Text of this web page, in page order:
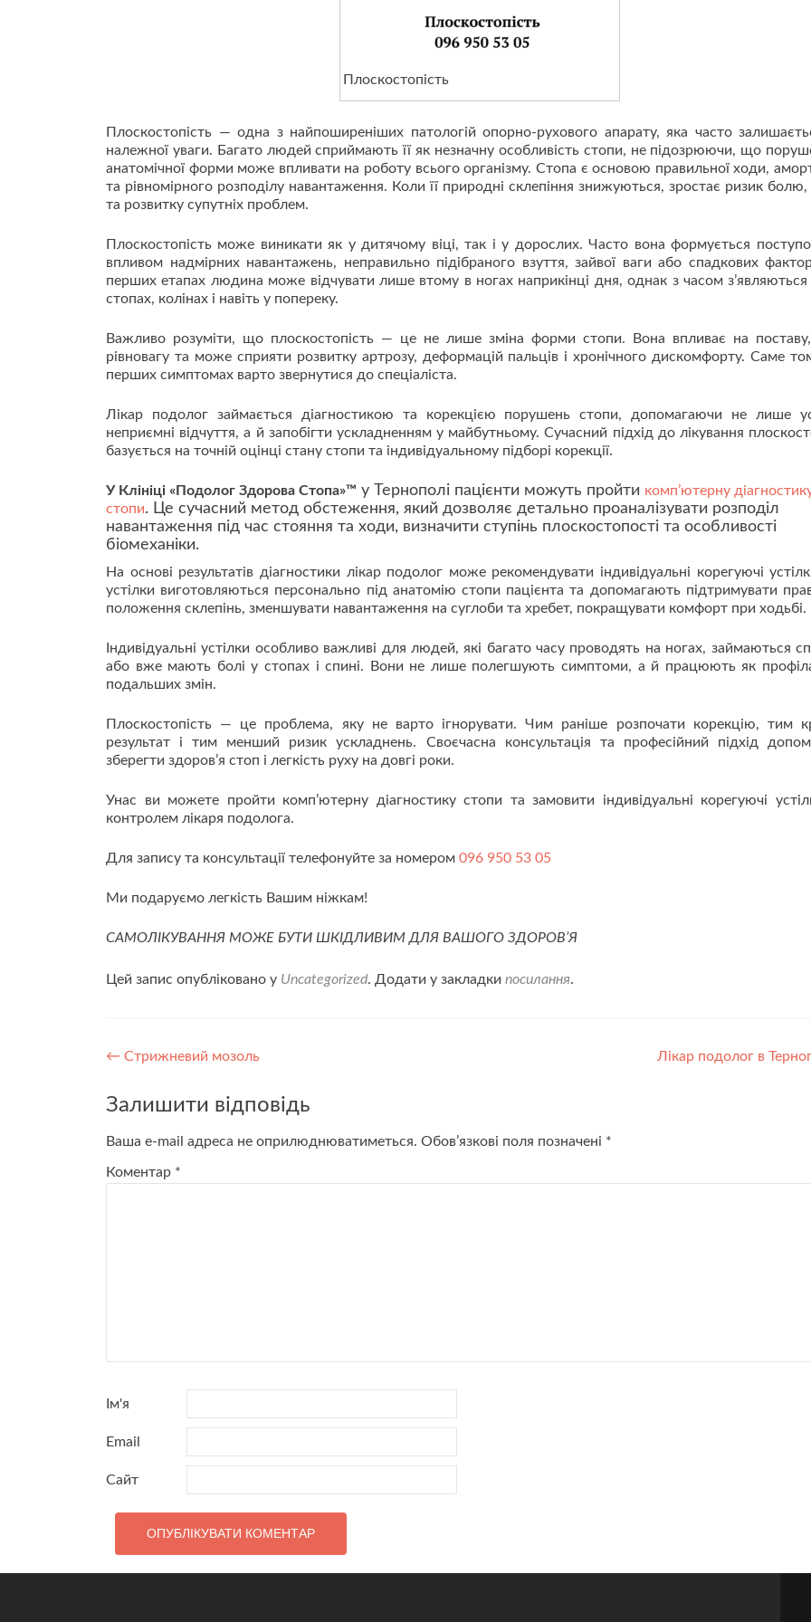
Плоскостопість
Плоскостопість — одна з найпоширеніших патологій опорно-рухового апарату, яка часто
належної уваги. Багато людей сприймають її як незначну особливість стопи, не підозрюючи, що
анатомічної форми може впливати на роботу всього організму. Стопа є основою правильної ходи,
та рівномірного розподілу навантаження. Коли її природні склепіння знижуються, зростає ризик
та розвитку супутніх проблем.
Плоскостопість може виникати як у дитячому віці, так і у дорослих. Часто вона формується
впливом надмірних навантажень, неправильно підібраного взуття, зайвої ваги або спадкових
перших етапах людина може відчувати лише втому в ногах наприкінці дня, однак з часом з’являються
стопах, колінах і навіть у попереку.
Важливо розуміти, що плоскостопість — це не лише зміна форми стопи. Вона впливає на
рівновагу та може сприяти розвитку артрозу, деформацій пальців і хронічного дискомфорту. Саме
перших симптомах варто звернутися до спеціаліста.
Лікар подолог займається діагностикою та корекцією порушень стопи, допомагаючи не лише
неприємні відчуття, а й запобігти ускладненням у майбутньому. Сучасний підхід до лікування
базується на точній оцінці стану стопи та індивідуальному підборі корекції.
У Клініці «Подолог Здорова Стопа»™ у Тернополі пацієнти можуть пройти комп’ютерну
стопи. Це сучасний метод обстеження, який дозволяє детально проаналізувати розподіл
навантаження під час стояння та ходи, визначити ступінь плоскостопості та особливості
біомеханіки.
На основі результатів діагностики лікар подолог може рекомендувати індивідуальні корегуючі
устілки виготовляються персонально під анатомію стопи пацієнта та допомагають підтримувати
положення склепінь, зменшувати навантаження на суглоби та хребет, покращувати комфорт при ходьбі.
Індивідуальні устілки особливо важливі для людей, які багато часу проводять на ногах, займаються
або вже мають болі у стопах і спині. Вони не лише полегшують симптоми, а й працюють як
подальших змін.
Плоскостопість — це проблема, яку не варто ігнорувати. Чим раніше розпочати корекцію, тим
результат і тим менший ризик ускладнень. Своєчасна консультація та професійний підхід
зберегти здоров’я стоп і легкість руху на довгі роки.
Унас ви можете пройти комп’ютерну діагностику стопи та замовити індивідуальні корегуючі
контролем лікаря подолога.
Для запису та консультації телефонуйте за номером 096 950 53 05
Ми подаруємо легкість Вашим ніжкам!
САМОЛІКУВАННЯ МОЖЕ БУТИ ШКІДЛИВИМ ДЛЯ ВАШОГО ЗДОРОВ’Я
Цей запис опубліковано у Uncategorized. Додати у закладки посилання.
Навігація
по
← Стрижневий мозоль Лікар подолог в
Залишити відповідь
Ваша e-mail адреса не оприлюднюватиметься. Обов’язкові поля позначені *
Коментар *
Ім'я
Email
Сайт